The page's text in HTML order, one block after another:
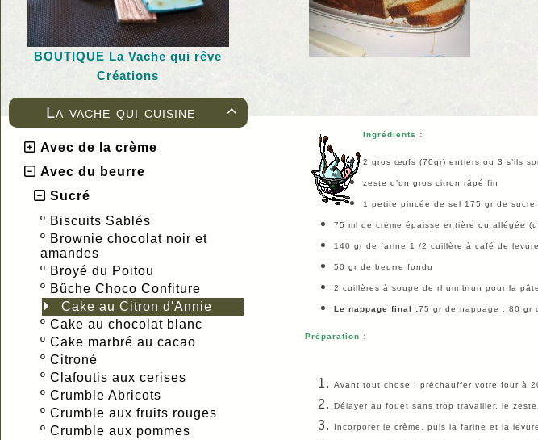
BOUTIQUE La Vache qui rêve
Créations

La vache qui cuisine
Avec de la crème
Avec du beurre
Sucré
º Biscuits Sablés
º Brownie chocolat noir et
amandes
º Broyé du Poitou
º Bûche Choco Confiture
Cake au Citron d'Annie
º Cake au chocolat blanc
º Cake marbré au cacao
º Citroné
º Clafoutis aux cerises
º Crumble Abricots
º Crumble aux fruits rouges
º Crumble aux pommes
Ingrédients :
2 gros œufs (70gr) entiers ou 3 s’ils
zeste d’un gros citron râpé fin
1 petite pincée de sel 175 gr de sucre
75 ml de crème épaisse entière ou allégée
140 gr de farine 1 /2 cuillère à café de
50 gr de beurre fondu
2 cuillères à soupe de rhum brun pour la
Le nappage final :75 gr de nappage : 80 gr
Préparation :
Avant tout chose : préchauffer votre four à
Délayer au fouet sans trop travailler, le
Incorporer le crème, puis la farine et la